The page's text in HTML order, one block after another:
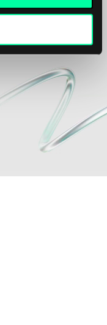
for